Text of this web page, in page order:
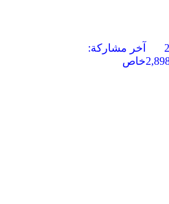
آخر مشاركة:
خاص